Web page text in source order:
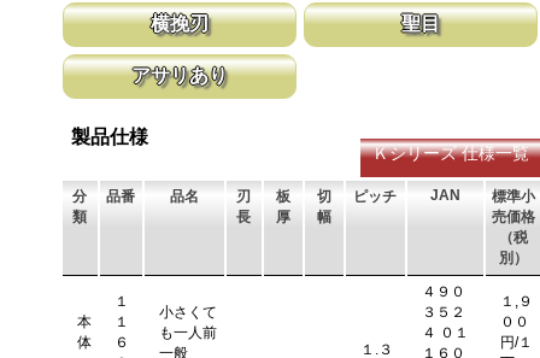
横挽刃
木材の繊維をある一定の巾で連続して切り落とす仕組みになってい
ます。 横挽刃を縦挽に使用すると、けっして良好な切れ味は望め
ません。
聖目
アサリあり
まれないようにしています。 板厚より切幅は大きくなります。
製品仕様
Ｋシリーズ 仕様一覧
分
類
品番 品名
刃
長
板
厚
切
幅
ピッチ JAN
標準小
売価格
（税
別）
本
体
１
１
６
小さくて
も一人前
一般
１.３
４９０
３５２
４ ０１
１６０
１,９
００
円/１